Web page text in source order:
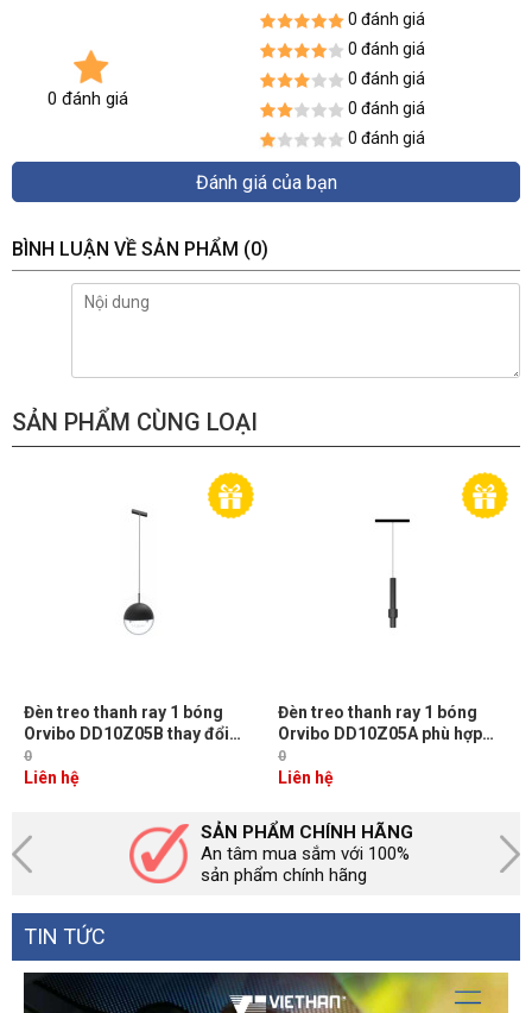
0 đánh giá
0 đánh giá
0 đánh giá
0 đánh giá
0 đánh giá
0 đánh giá
Đánh giá của bạn
BÌNH LUẬN VỀ SẢN PHẨM (0)
SẢN PHẨM CÙNG LOẠI
Đèn treo thanh ray 1 bóng
Orvibo DD10Z05B thay đổi
màu sắc, độ sáng và điều
chỉnh nhiệt độ
0
Liên hệ
Đèn treo thanh ray 1 bóng
Orvibo DD10Z05A phù hợp
lắp đầu giường, bàn ăn, ghế
sofa
0
Liên hệ
SẢN PHẨM CHÍNH HÃNG
An tâm mua sắm với 100%
sản phẩm chính hãng
TIN TỨC